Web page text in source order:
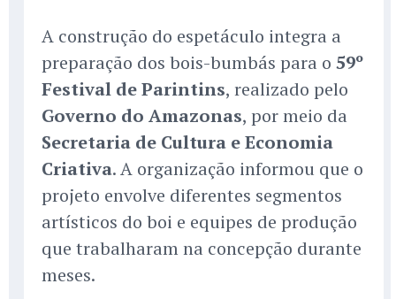
A construção do espetáculo integra a
preparação dos bois-bumbás para o 59º
Festival de Parintins, realizado pelo
Governo do Amazonas, por meio da
Secretaria de Cultura e Economia
Criativa. A organização informou que o
projeto envolve diferentes segmentos
artísticos do boi e equipes de produção
que trabalharam na concepção durante
meses.